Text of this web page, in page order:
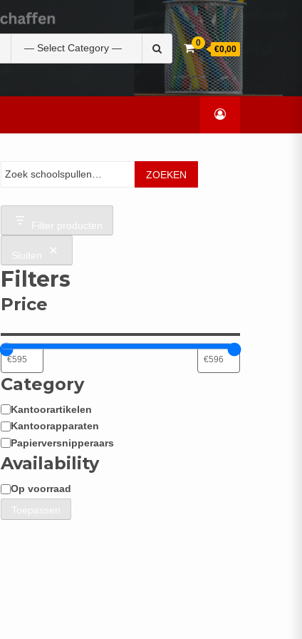
naar:
0
€0,00
ZOEKEN
Filter producten
Sluiten
Filters
Price
Category
Categorie
Kantoorartikelen
Kantoorapparaten
Papierversnipperaars
Availability
Beschikbaarheid
Op voorraad
Toepassen